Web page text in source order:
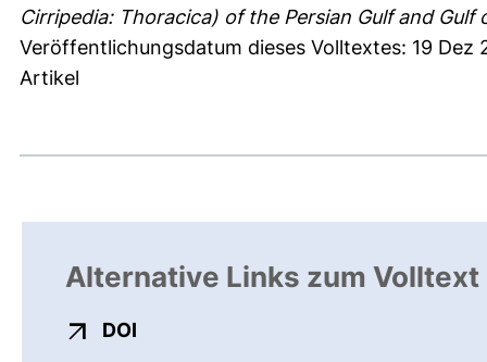
Cirripedia: Thoracica) of the Persian Gulf and
Veröffentlichungsdatum dieses Volltextes: 19 Dez
Artikel
Alternative Links zum Volltext
DOI